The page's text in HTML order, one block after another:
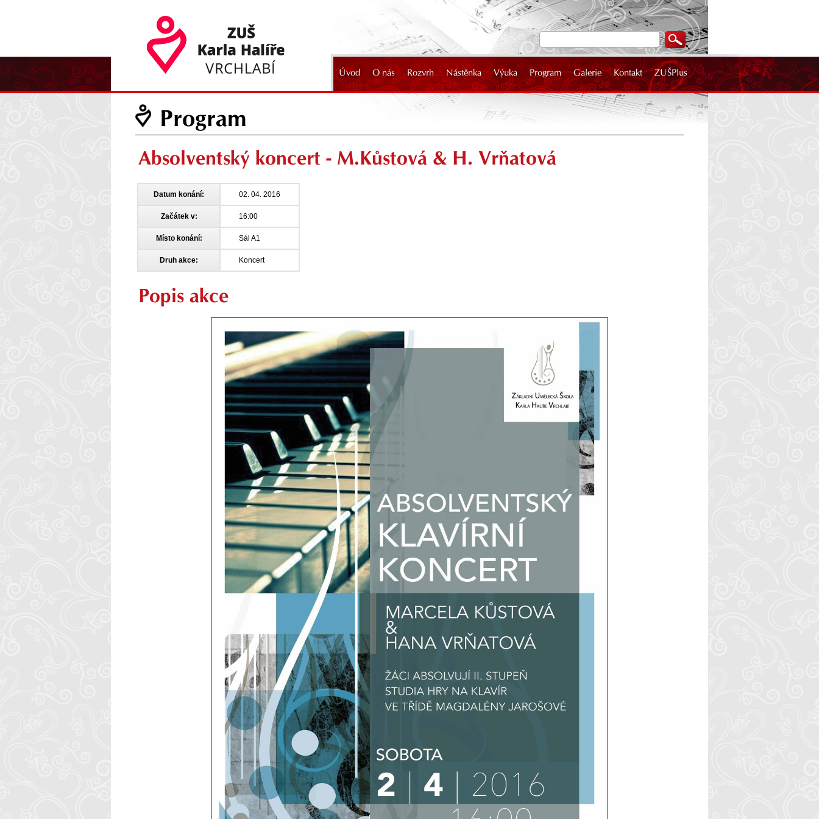
Úvod O nás Rozvrh Nástěnka Výuka Program Galerie Kontakt ZUŠPlus
Program
Absolventský koncert - M.Kůstová & H. Vrňatová
Datum konání: 02. 04. 2016
Začátek v: 16:00
Místo konání: Sál A1
Druh akce: Koncert
Popis akce